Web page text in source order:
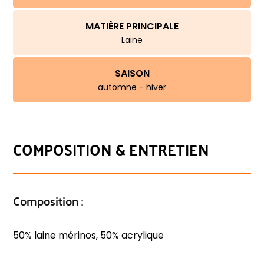
MATIÈRE PRINCIPALE
Laine
SAISON
automne - hiver
COMPOSITION & ENTRETIEN
Composition :
50% laine mérinos, 50% acrylique